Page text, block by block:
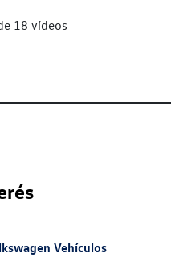
18 vídeos
Vehículos